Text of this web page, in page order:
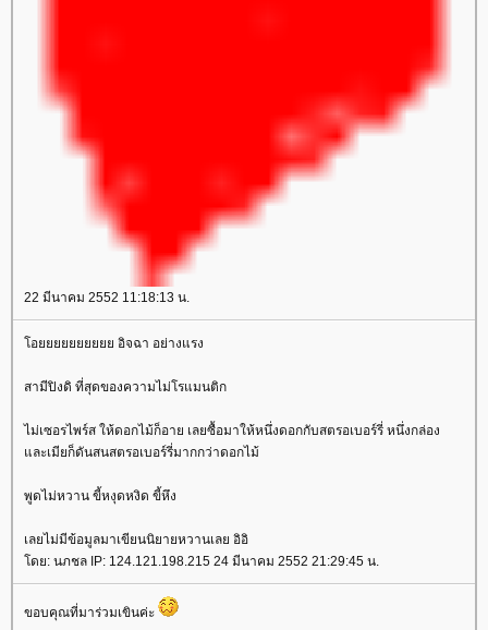
22 มีนาคม 2552 11:18:13 น.
อยยยยยยยยยย อิจฉา อย่างแรง
สามีปิงดิ ที่สุดของความไม่โรแมนติก
ไม่เซอรไพร์ส ให้ดอกไม้ก็อาย เลยซื้อมาให้หนึ่งดอกกับสตรอเบอร์รี่ หนึ่งกล่อง
ละเมียก็ดันสนสตรอเบอร์รี่มากกว่าดอกไม้
พูดไม่หวาน ขี้หงุดหงิด ขี้หึง
เลยไม่มีข้อมูลมาเขียนนิยายหวานเลย อิอิ
ดย: นภชล IP: 124.121.198.215 24 มีนาคม 2552 21:29:45 น.
ขอบคุณที่มาร่วมเขินค่ะ